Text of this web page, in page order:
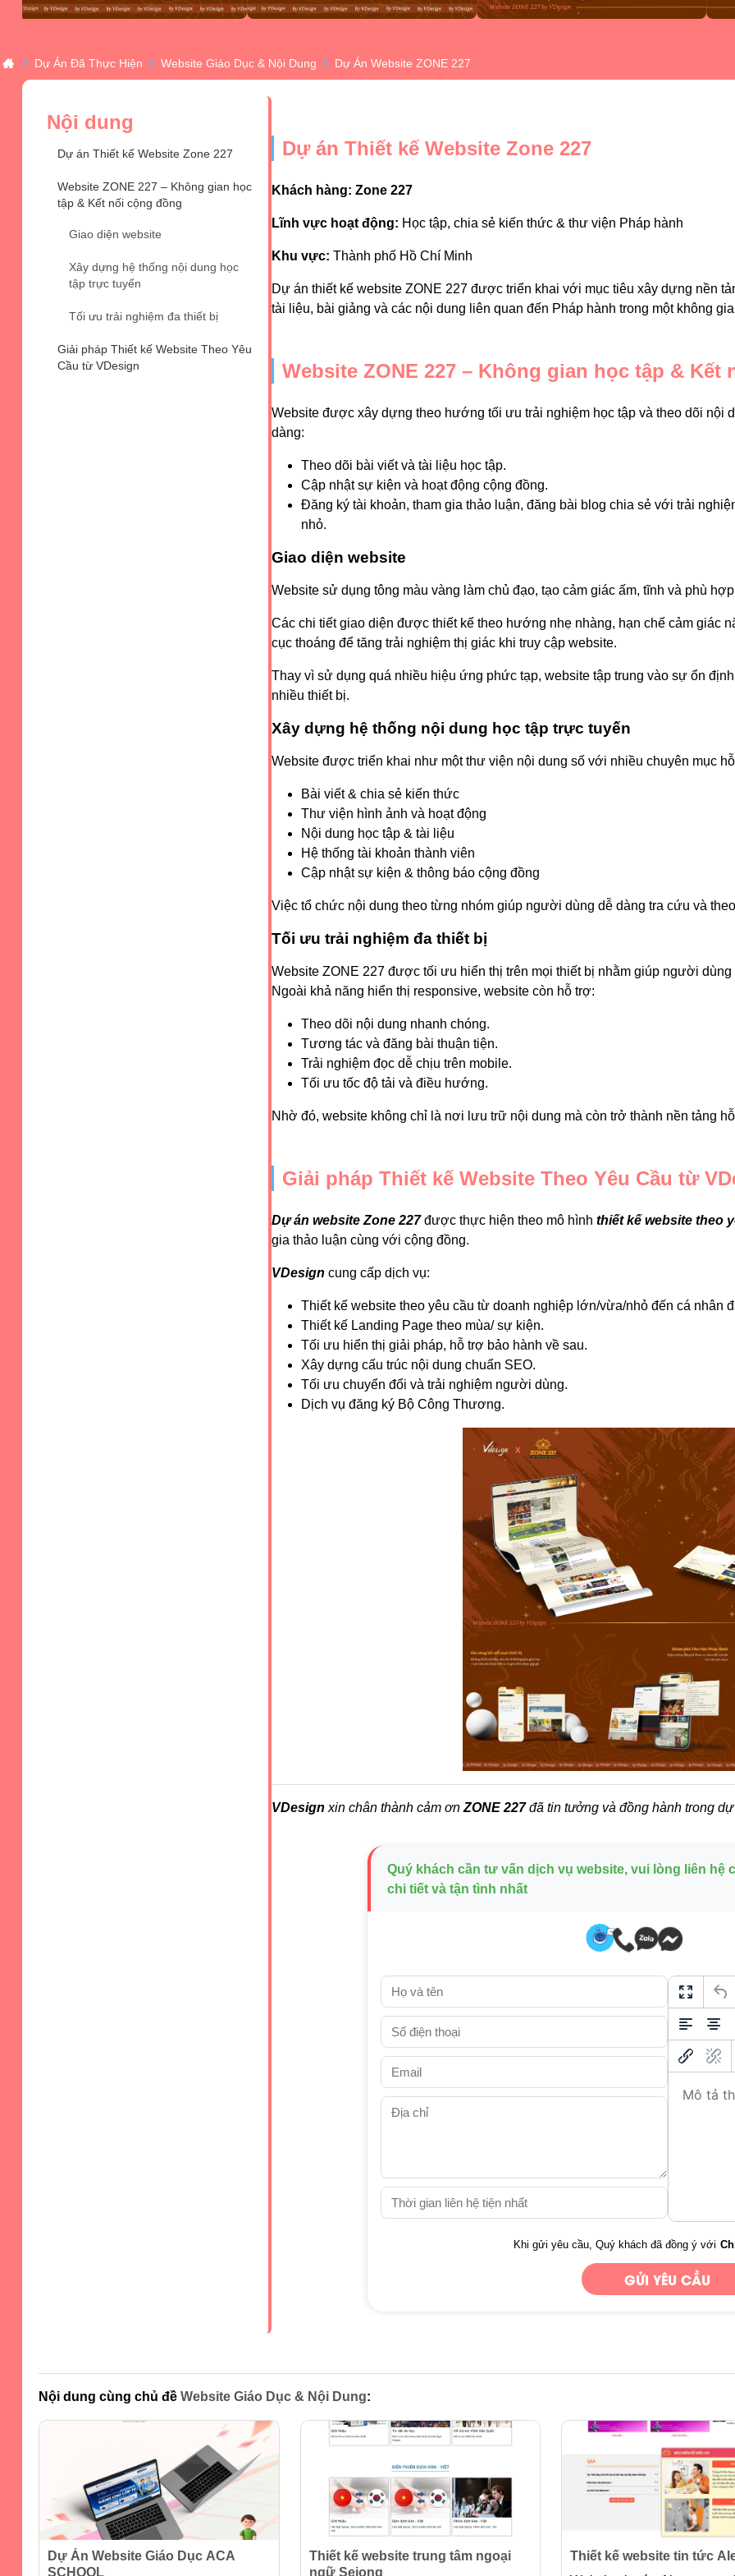
Dự Án Đã Thực Hiện Website Giáo Dục & Nội Dung Dự Án Website ZONE 227
Nội dung
Dự án Thiết kế Website Zone 227
Website ZONE 227 – Không gian học
tập & Kết nối cộng đồng
Giao diện website
Xây dựng hệ thống nội dung học
tập trực tuyến
Tối ưu trải nghiệm đa thiết bị
Giải pháp Thiết kế Website Theo Yêu
Cầu từ VDesign
Dự án Thiết kế Website Zone 227
Khách hàng: Zone 227
Lĩnh vực hoạt động: Học tập, chia sẻ kiến thức & thư viện Pháp hành
Khu vực: Thành phố Hồ Chí Minh
Dự án thiết kế website ZONE 227 được triển khai với mục tiêu xây dựng nền
tài liệu, bài giảng và các nội dung liên quan đến Pháp hành trong một không
Website ZONE 227 – Không gian học tập & Kết
Website được xây dựng theo hướng tối ưu trải nghiệm học tập và theo dõi nội
dàng:
Theo dõi bài viết và tài liệu học tập.
Cập nhật sự kiện và hoạt động cộng đồng.
Đăng ký tài khoản, tham gia thảo luận, đăng bài blog chia sẻ với trải
nhỏ.
Giao diện website
Website sử dụng tông màu vàng làm chủ đạo, tạo cảm giác ấm, tĩnh và phù
Các chi tiết giao diện được thiết kế theo hướng nhẹ nhàng, hạn chế cảm giác
cục thoáng để tăng trải nghiệm thị giác khi truy cập website.
Thay vì sử dụng quá nhiều hiệu ứng phức tạp, website tập trung vào sự ổn
nhiều thiết bị.
Xây dựng hệ thống nội dung học tập trực tuyến
Website được triển khai như một thư viện nội dung số với nhiều chuyên mục
Bài viết & chia sẻ kiến thức
Thư viện hình ảnh và hoạt động
Nội dung học tập & tài liệu
Hệ thống tài khoản thành viên
Cập nhật sự kiện & thông báo cộng đồng
Việc tổ chức nội dung theo từng nhóm giúp người dùng dễ dàng tra cứu và
Tối ưu trải nghiệm đa thiết bị
Website ZONE 227 được tối ưu hiển thị trên mọi thiết bị nhằm giúp người
Ngoài khả năng hiển thị responsive, website còn hỗ trợ:
Theo dõi nội dung nhanh chóng.
Tương tác và đăng bài thuận tiện.
Trải nghiệm đọc dễ chịu trên mobile.
Tối ưu tốc độ tải và điều hướng.
Nhờ đó, website không chỉ là nơi lưu trữ nội dung mà còn trở thành nền tảng
Giải pháp Thiết kế Website Theo Yêu Cầu từ
Dự án website Zone 227được thực hiện theo mô hình thiết kế website theo
gia thảo luận cùng với cộng đồng.
VDesign cung cấp dịch vụ:
Thiết kế website theo yêu cầu từ doanh nghiệp lớn/vừa/nhỏ đến cá nhân
Thiết kế Landing Page theo mùa/ sự kiện.
Tối ưu hiển thị giải pháp, hỗ trợ bảo hành về sau.
Xây dựng cấu trúc nội dung chuẩn SEO.
Tối ưu chuyển đổi và trải nghiệm người dùng.
Dịch vụ đăng ký Bộ Công Thương.
VDesign xin chân thành cảm ơn ZONE 227đã tin tưởng và đồng hành trong dự
Quý khách cần tư vấn dịch vụ website, vui lòng liên hệ
chi tiết và tận tình nhất
Khi gửi yêu cầu, Quý khách đã đồng ý với
Nội dung cùng chủ đề Website Giáo Dục & Nội Dung:
Dự Án Website Giáo Dục ACA
SCHOOL
Thiết kế website trung tâm ngoại
ngữ Sejong
Thiết kế website tin tức